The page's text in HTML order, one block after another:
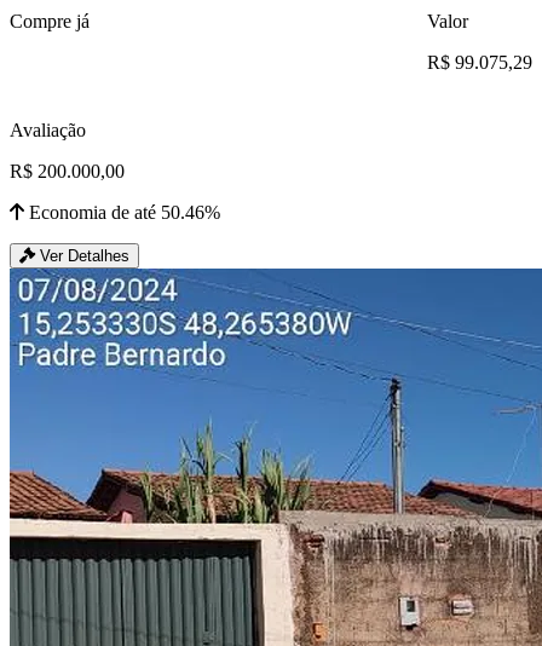
Compre já
Valor
R$ 99.075,29
Avaliação
R$ 200.000,00
Economia de até 50.46%
Ver Detalhes